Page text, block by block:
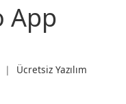
App
❘ Ücretsiz Yazılım